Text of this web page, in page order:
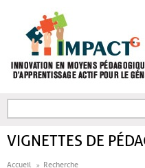
FORMULAIRE DE
VIGNETTES DE
Accueil Recherche